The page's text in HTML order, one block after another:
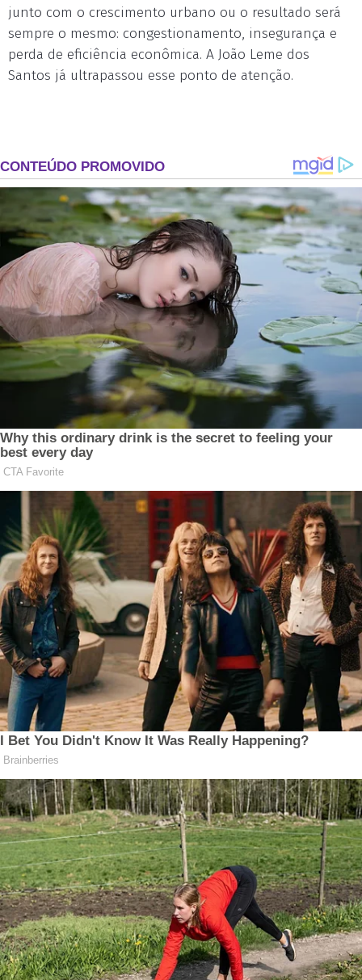
junto com o crescimento urbano ou o resultado será
sempre o mesmo: congestionamento, insegurança e
perda de eficiência econômica. A João Leme dos
Santos já ultrapassou esse ponto de atenção.